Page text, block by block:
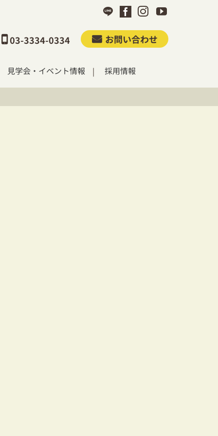
03-3334-0334 お問い合わせ
見学会・イベント情報 採用情報